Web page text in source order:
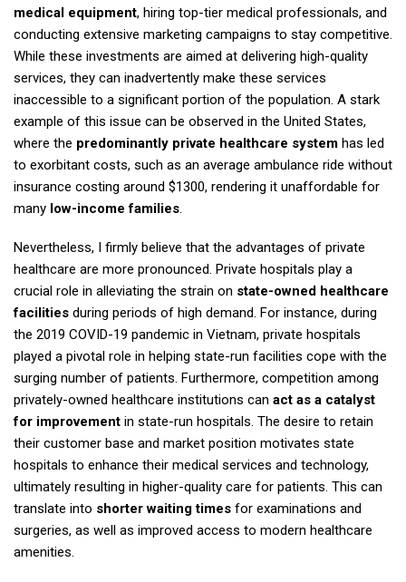
medical equipment, hiring top-tier medical professionals, and
conducting extensive marketing campaigns to stay competitive.
While these investments are aimed at delivering high-quality
services, they can inadvertently make these services
inaccessible to a significant portion of the population. A stark
example of this issue can be observed in the United States,
where the predominantly private healthcare system has led
to exorbitant costs, such as an average ambulance ride without
insurance costing around $1300, rendering it unaffordable for
many low-income families.
Nevertheless, I firmly believe that the advantages of private
healthcare are more pronounced. Private hospitals play a
crucial role in alleviating the strain on state-owned healthcare
facilities during periods of high demand. For instance, during
the 2019 COVID-19 pandemic in Vietnam, private hospitals
played a pivotal role in helping state-run facilities cope with the
surging number of patients. Furthermore, competition among
privately-owned healthcare institutions can act as a catalyst
for improvement in state-run hospitals. The desire to retain
their customer base and market position motivates state
hospitals to enhance their medical services and technology,
ultimately resulting in higher-quality care for patients. This can
translate into shorter waiting times for examinations and
surgeries, as well as improved access to modern healthcare
amenities.